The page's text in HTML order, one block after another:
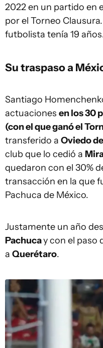
2022 en un partido en
por el Torneo
futbolista tenía 19
Su traspaso a
Santiago
actuaciones en los 30
(con el que ganó el
transferido a Oviedo
club que lo cedió a
quedaron con el 30%
transacción en la que
Pachuca de México.
Justamente un año
Pachucay con el paso
a Querétaro.